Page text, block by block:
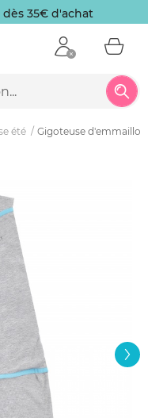
dès 35€ d'achat
été Gigoteuse